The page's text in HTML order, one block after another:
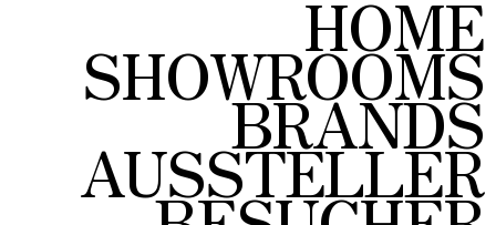
HOME
SHOWROOMS
BRANDS
AUSSTELLER